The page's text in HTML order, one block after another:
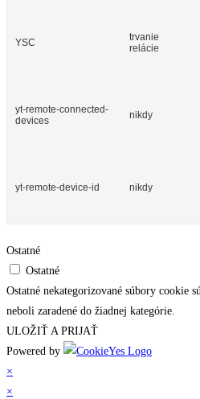
YSC
trvanie
relácie
yt-remote-connected-
devices
nikdy
yt-remote-device-id nikdy
Ostatné
Ostatné
Ostatné nekategorizované súbory cookie
neboli zaradené do žiadnej kategórie.
ULOŽIŤ A PRIJAŤ
Powered by
×
×